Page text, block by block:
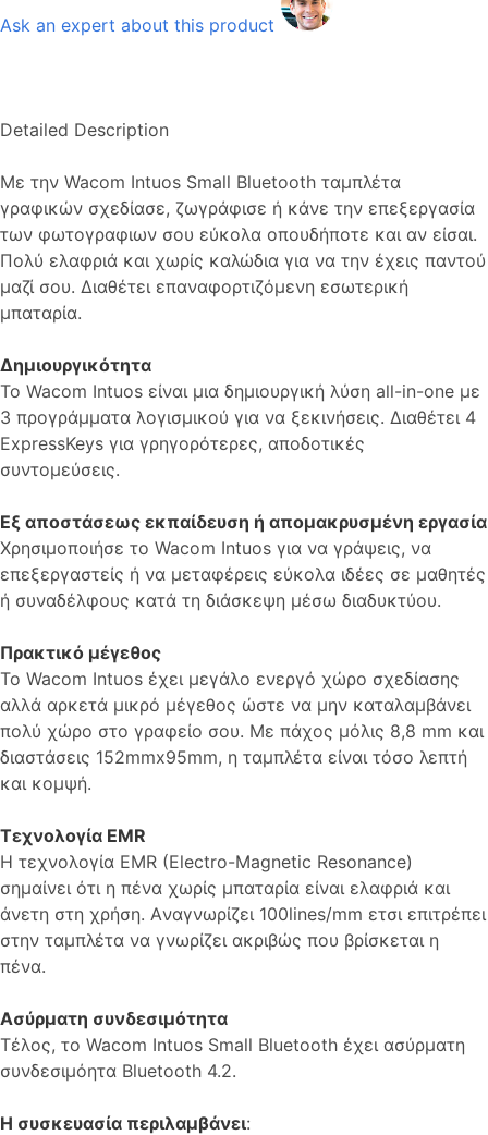
Ask an expert about this product
Detailed Description
Με την Wacom Intuos Small Bluetooth ταμπλέτα
γραφικών σχεδίασε, ζωγράφισε ή κάνε την επεξεργασία
των φωτογραφιων σου εύκολα οπουδήποτε και αν είσαι.
Πολύ ελαφριά και χωρίς καλώδια για να την έχεις παντού
μαζί σου. Διαθέτει επαναφορτιζόμενη εσωτερική
μπαταρία.
Δημιουργικότητα
Το Wacom Intuos είναι μια δημιουργική λύση all-in-one με
3 προγράμματα λογισμικού για να ξεκινήσεις. Διαθέτει 4
ExpressKeys για γρηγορότερες, αποδοτικές
συντομεύσεις.
Εξ αποστάσεως εκπαίδευση ή απομακρυσμένη εργασία
Χρησιμοποιήσε το Wacom Intuos για να γράψεις, να
επεξεργαστείς ή να μεταφέρεις εύκολα ιδέες σε μαθητές
ή συναδέλφους κατά τη διάσκεψη μέσω διαδυκτύου.
Πρακτικό μέγεθος
Το Wacom Intuos έχει μεγάλο ενεργό χώρο σχεδίασης
αλλά αρκετά μικρό μέγεθος ώστε να μην καταλαμβάνει
πολύ χώρο στο γραφείο σου. Με πάχος μόλις 8,8 mm και
διαστάσεις 152mmx95mm, η ταμπλέτα είναι τόσο λεπτή
και κομψή.
Tεχνολογία EMR
Η τεχνολογία EMR (Electro-Magnetic Resonance)
σημαίνει ότι η πένα χωρίς μπαταρία είναι ελαφριά και
άνετη στη χρήση. Aναγνωρίζει 100lines/mm ετσι επιτρέπει
στην ταμπλέτα να γνωρίζει ακριβώς που βρίσκεται η
πένα.
Ασύρματη συνδεσιμότητα
Τέλος, το Wacom Intuos Small Bluetooth έχει ασύρματη
συνδεσιμόητα Bluetooth 4.2.
Η συσκευασία περιλαμβάνει: